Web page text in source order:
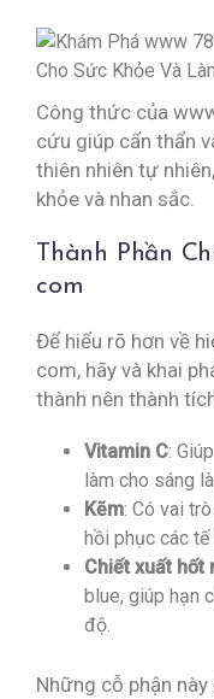
Công thức của
cứu giúp cẩn thẩn
thiên nhiên tự
khỏe và nhan sắc.
Thành Phần
com
Để hiểu rõ hơn về
com, hãy và khai
thành nên thành
Vitamin C:
làm cho sáng
Kẽm: Có vai
hồi phục các
Chiết xuất hốt
blue, giúp hạn
độ.
Những cỗ phận